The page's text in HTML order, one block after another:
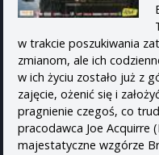
w trakcie poszukiwania
zmianom, ale ich
w ich życiu zostało już z
zajęcie, ożenić się i
pragnienie czegoś, co
pracodawca Joe Acquirre
majestatyczne wzgórze